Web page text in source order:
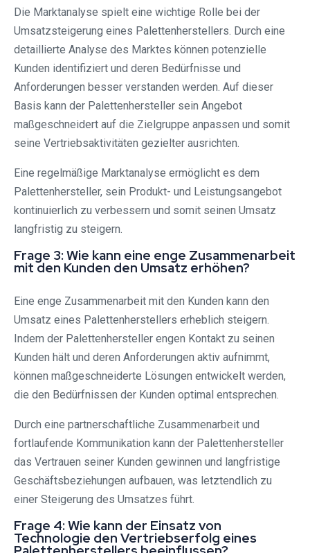
Die Marktanalyse spielt eine wichtige Rolle bei der
Umsatzsteigerung eines Palettenherstellers. Durch eine
detaillierte Analyse des Marktes können potenzielle
Kunden identifiziert und deren Bedürfnisse und
Anforderungen besser verstanden werden. Auf dieser
Basis kann der Palettenhersteller sein Angebot
maßgeschneidert auf die Zielgruppe anpassen und somit
seine Vertriebsaktivitäten gezielter ausrichten.
Eine regelmäßige Marktanalyse ermöglicht es dem
Palettenhersteller, sein Produkt- und Leistungsangebot
kontinuierlich zu verbessern und somit seinen Umsatz
langfristig zu steigern.
Frage 3: Wie kann eine enge Zusammenarbeit
mit den Kunden den Umsatz erhöhen?
Eine enge Zusammenarbeit mit den Kunden kann den
Umsatz eines Palettenherstellers erheblich steigern.
Indem der Palettenhersteller engen Kontakt zu seinen
Kunden hält und deren Anforderungen aktiv aufnimmt,
können maßgeschneiderte Lösungen entwickelt werden,
die den Bedürfnissen der Kunden optimal entsprechen.
Durch eine partnerschaftliche Zusammenarbeit und
fortlaufende Kommunikation kann der Palettenhersteller
das Vertrauen seiner Kunden gewinnen und langfristige
Geschäftsbeziehungen aufbauen, was letztendlich zu
einer Steigerung des Umsatzes führt.
Frage 4: Wie kann der Einsatz von
Technologie den Vertriebserfolg eines